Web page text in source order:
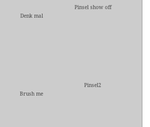
Denk mal
Pinsel show off
Brush me
Pinsel2